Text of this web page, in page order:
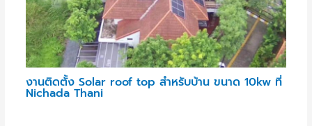
งานติดตั้ง Solar roof top สำหรับบ้าน ขนาด 10kw ที่
Nichada Thani